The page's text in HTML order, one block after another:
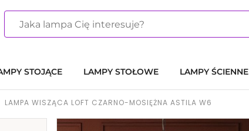
STOJĄCE LAMPY STOŁOWE LAMPY ŚCIENNE
LAMPA WISZĄCA LOFT CZARNO-MOSIĘŻNA ASTILA W6